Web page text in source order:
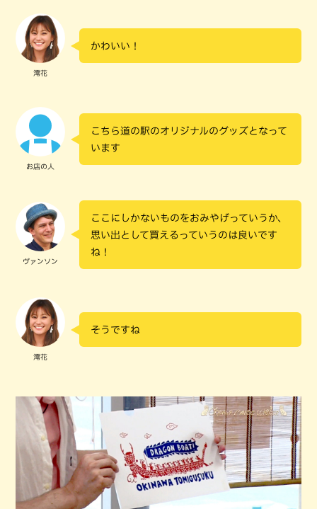
澪花
かわいい！
お店の人
こちら道の駅のオリジナルのグッズとなって
います
ヴァンソン
ここにしかないものをおみやげっていうか、
思い出として買えるっていうのは良いです
ね！
澪花
そうですね